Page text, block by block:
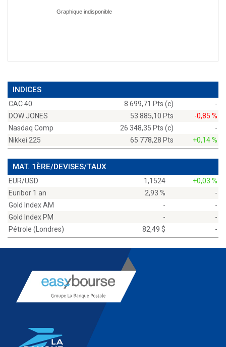
INDICES
CAC 40 8 699,71 Pts (c)
-
DOW JONES
53 885,10 Pts
-0,85 %
Nasdaq Comp
26 348,35 Pts (c)
-
Nikkei 225
65 778,28 Pts +0,14 %
MAT. 1ÈRE/DEVISES/TAUX
EUR/USD 1,1524
+0,03 %
Euribor 1 an
2,93 %
-
Gold Index AM
-
-
Gold Index PM
-
-
Pétrole (Londres)
82,49 $ -